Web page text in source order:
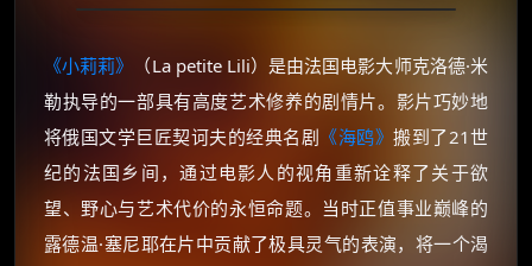
《小莉莉》
（La petite Lili）是由法国电影大师克洛德·米
勒执导的一部具有高度艺术修养的剧情片。影片巧妙地
将俄国文学巨匠契诃夫的经典名剧 《海鸥》搬到了21世
纪的法国乡间，通过电影人的视角重新诠释了关于欲
望、野心与艺术代价的永恒命题。当时正值事业巅峰的
露德温·塞尼耶在片中贡献了极具灵气的表演，将一个渴